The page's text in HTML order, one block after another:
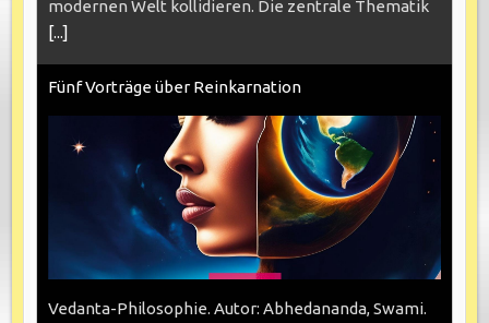
modernen Welt kollidieren. Die zentrale Thematik
[...]
Fünf Vorträge über Reinkarnation
Vedanta-Philosophie. Autor: Abhedananda, Swami.